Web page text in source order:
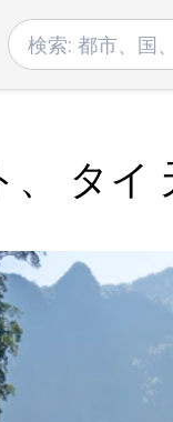
、 タイ